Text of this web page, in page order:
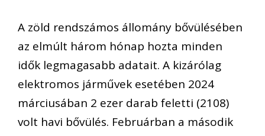
A zöld rendszámos állomány bővülésében
az elmúlt három hónap hozta minden
idők legmagasabb adatait. A kizárólag
elektromos járművek esetében 2024
márciusában 2 ezer darab feletti (2108)
volt havi bővülés. Februárban a második